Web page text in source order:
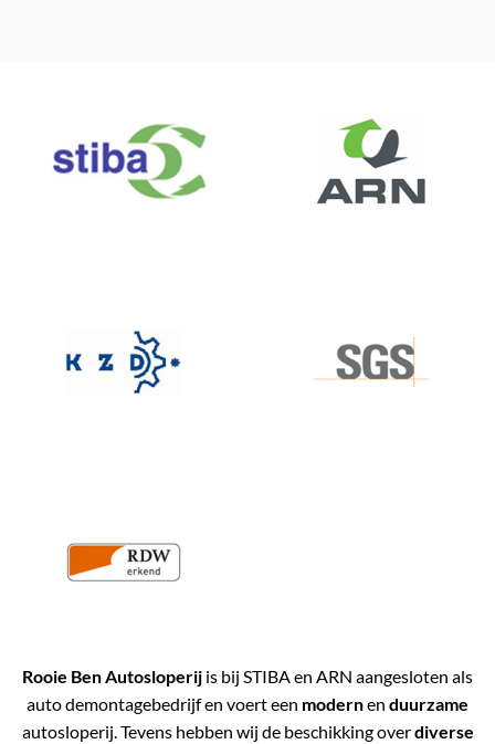
Rooie Ben Autosloperij is bij STIBA en ARN aangesloten als
auto demontagebedrijf en voert een modernen duurzame
autosloperij. Tevens hebben wij de beschikking overdiverse